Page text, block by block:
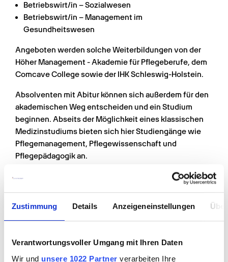
Zustimmung Details Anzeigeneinstellungen
Verantwortungsvoller Umgang mit Ihren Daten
Wir und unsere 1022 Partner verarbeiten Ihre
Betriebswirt/in – Sozialwesen
Betriebswirt/in – Management im
Gesundheitswesen
Angeboten werden solche Weiterbildungen von der
Höher Management - Akademie für Pflegeberufe, dem
Comcave College sowie der IHK Schleswig-Holstein.
Absolventen mit Abitur können sich außerdem für den
akademischen Weg entscheiden und ein Studium
beginnen. Abseits der Möglichkeit eines klassischen
Medizinstudiums bieten sich hier Studiengänge wie
Pflegemanagement, Pflegewissenschaft und
Pflegepädagogik an.
Ihre Bewerbung können Sie ganz klassisch auf dem